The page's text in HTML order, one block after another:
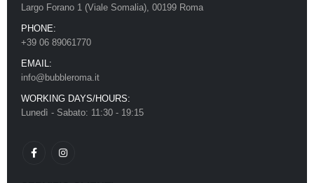
Largo Forano 1 (Viale Somalia), 00199 Roma
PHONE:
+39 06 89061770
EMAIL:
info@bubbleroma.it
WORKING DAYS/HOURS:
Lunedì - Sabato: 11:30 - 19:15